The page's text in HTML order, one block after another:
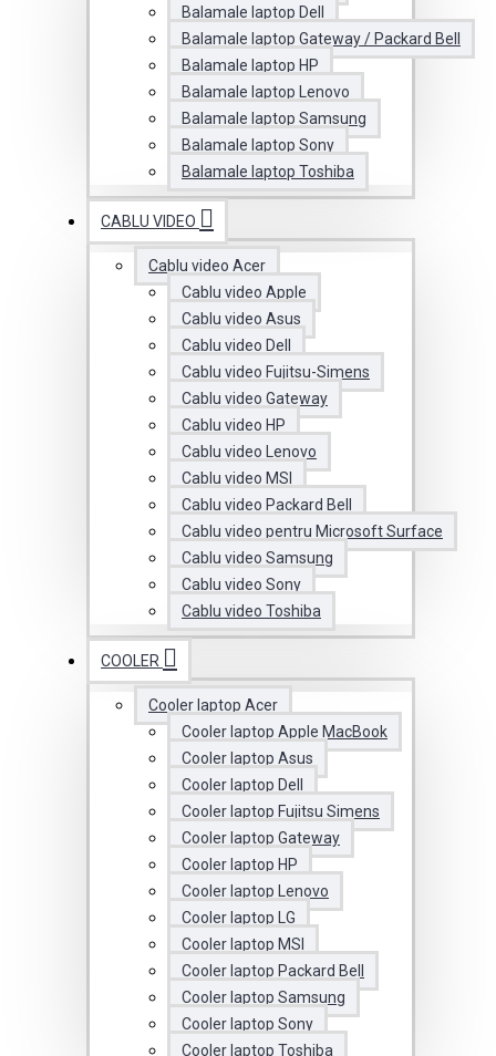
Balamale laptop Dell
Balamale laptop Gateway / Packard Bell
Balamale laptop HP
Balamale laptop Lenovo
Balamale laptop Samsung
Balamale laptop Sony
Balamale laptop Toshiba
CABLU VIDEO
Cablu video Acer
Cablu video Apple
Cablu video Asus
Cablu video Dell
Cablu video Fujitsu-Simens
Cablu video Gateway
Cablu video HP
Cablu video Lenovo
Cablu video MSI
Cablu video Packard Bell
Cablu video pentru Microsoft Surface
Cablu video Samsung
Cablu video Sony
Cablu video Toshiba
COOLER
Cooler laptop Acer
Cooler laptop Apple MacBook
Cooler laptop Asus
Cooler laptop Dell
Cooler laptop Fujitsu Simens
Cooler laptop Gateway
Cooler laptop HP
Cooler laptop Lenovo
Cooler laptop LG
Cooler laptop MSI
Cooler laptop Packard Bell
Cooler laptop Samsung
Cooler laptop Sony
Cooler laptop Toshiba